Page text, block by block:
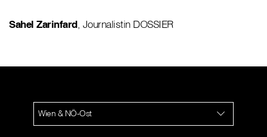
Sahel Zarinfard, Journalistin DOSSIER
Wien & NÖ-Ost